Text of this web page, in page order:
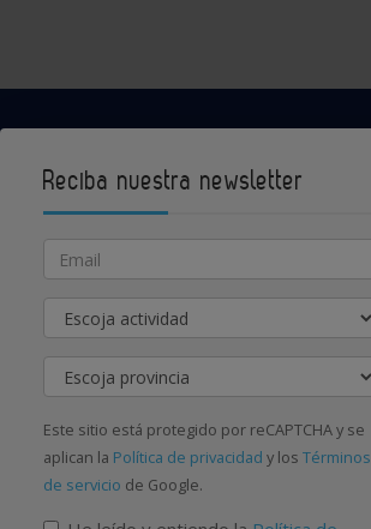
Contacte con nosotros
Reciba nuestra newsletter
Email
Actividad
Provincia
Este sitio está protegido por reCAPTCHA y se
aplican la Política de privacidad y los Términos
de servicio de Google.